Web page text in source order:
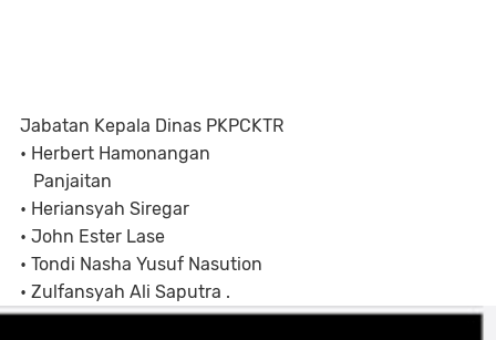
Jabatan Kepala Dinas PKPCKTR
• Herbert Hamonangan
Panjaitan
• Heriansyah Siregar
• John Ester Lase
• Tondi Nasha Yusuf Nasution
• Zulfansyah Ali Saputra .